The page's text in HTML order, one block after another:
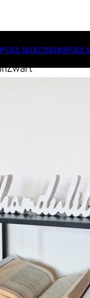
SELECTERENOPTIES
Zwart